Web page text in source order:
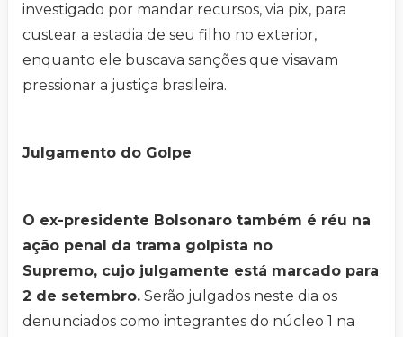
investigado por mandar recursos, via pix, para
custear a estadia de seu filho no exterior,
enquanto ele buscava sanções que visavam
pressionar a justiça brasileira.
Julgamento do Golpe
O ex-presidente Bolsonaro também é réu na
ação penal da trama golpista no
Supremo, cujo julgamente está marcado para
2 de setembro. Serão julgados neste dia os
denunciados como integrantes do núcleo 1 na